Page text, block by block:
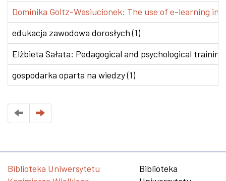
Dominika Goltz-Wasiucionek: The use of e-learning in
edukacja zawodowa dorosłych (1)
Elżbieta Sałata: Pedagogical and psychological
gospodarka oparta na wiedzy (1)
Biblioteka Uniwersytetu
Biblioteka